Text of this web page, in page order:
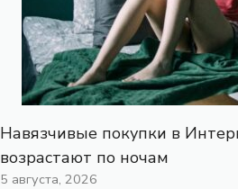
Навязчивые покупки в
возрастают по ночам
5 августа, 2026